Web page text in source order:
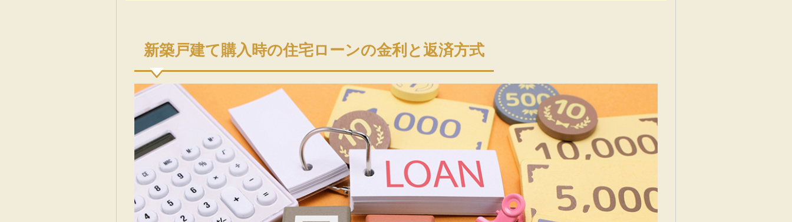
新築戸建て購入時の住宅ローンの金利と返済方式